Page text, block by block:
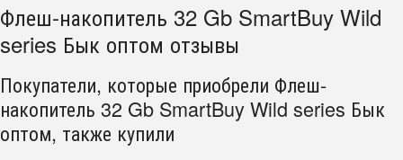
Флеш-накопитель 32 Gb SmartBuy Wild
series Бык оптом отзывы
Покупатели, которые приобрели Флеш-
накопитель 32 Gb SmartBuy Wild series Бык
оптом, также купили